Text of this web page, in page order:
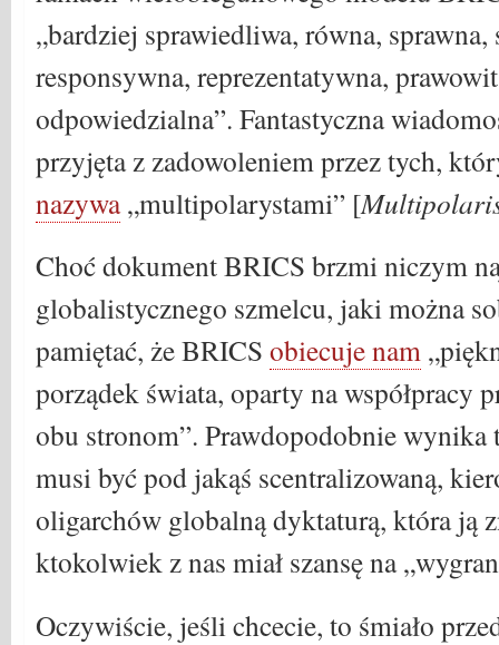
„bardziej sprawiedliwa, równa,
responsywna, reprezentatywna,
odpowiedzialna”. Fantastyczna
przyjęta z zadowoleniem przez tych,
nazywa„multipolarystami” [
Choć dokument BRICS brzmi niczym
globalistycznego szmelcu, jaki można
pamiętać, że BRICS obiecuje nam
porządek świata, oparty na współpracy
obu stronom”. Prawdopodobnie wynika
musi być pod jakąś scentralizowaną,
oligarchów globalną dyktaturą, która ją
ktokolwiek z nas miał szansę na
Oczywiście, jeśli chcecie, to śmiało